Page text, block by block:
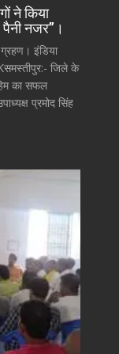
ने किया
नजर”।
इंडिया
जिले के
का सफल
प्रमोद सिंह